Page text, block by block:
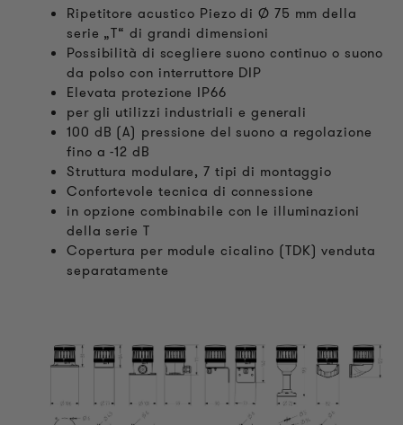
Ripetitore acustico Piezo di Ø 75 mm della
serie „T“ di grandi dimensioni
Possibilità di scegliere suono continuo o suono
da polso con interruttore DIP
Elevata protezione IP66
per gli utilizzi industriali e generali
100 dB (A) pressione del suono a regolazione
fino a -12 dB
Struttura modulare, 7 tipi di montaggio
Confortevole tecnica di connessione
in opzione combinabile con le illuminazioni
della serie T
Copertura per module cicalino (TDK) venduta
separatamente